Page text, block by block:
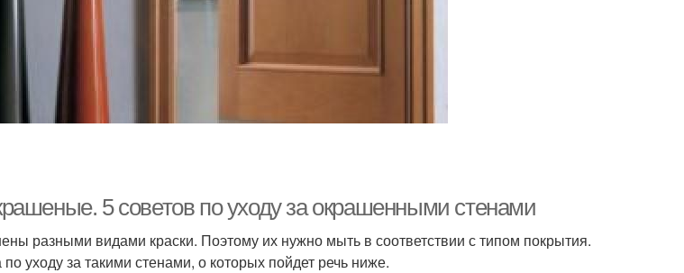
5 советов по уходу за окрашенными стенами
разными видами краски. Поэтому их нужно мыть в соответствии с типом покрытия.
уходу за такими стенами, о которых пойдет речь ниже.